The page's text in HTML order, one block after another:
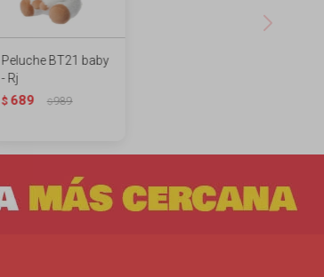
Peluche BT21 baby
- Rj
$ 689 $989